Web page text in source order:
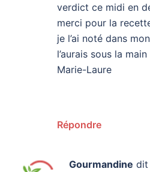
verdict ce midi en
merci pour la
je l’ai noté dans
l’aurais sous la main
Marie-Laure
Répondre
Gourmandine dit